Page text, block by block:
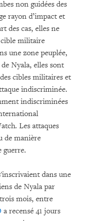
non guidées des
rayon d’impact et
des cas, elles ne
cible militaire
une zone peuplée,
Nyala, elles sont
cibles militaires et
indiscriminée.
indiscriminées
Les attaques
de manière
guerre.
dans une
de Nyala par
mois, entre
a recensé 41 jours